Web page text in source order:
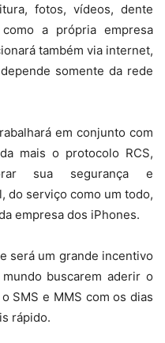
fotos, vídeos, dente
a própria empresa
também via internet,
somente da rede
em conjunto com
mais o protocolo RCS,
sua segurança e
do serviço como um todo,
empresa dos iPhones.
será um grande incentivo
buscarem aderir o
SMS e MMS com os dias
rápido.